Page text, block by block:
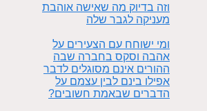
וזה בדיוק מה שאישה אוהבת
מעניקה לגבר שלה
ומי ישוחח עם הצעירים על
אהבה וסקס בחברה שבה
ההורים אינם מסוגלים לדבר
אפילו בינם לבין עצמם על
הדברים שבאמת חשובים?